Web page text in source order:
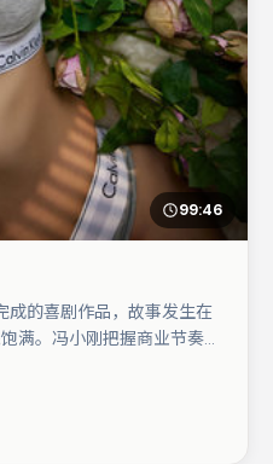
99:46
的喜剧作品，故事发生在
满。冯小刚把握商业节奏的
分别提供反差与喜剧/悬疑
、反转有度，值得列入片